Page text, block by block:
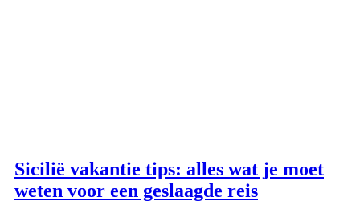
Sicilië vakantie tips: alles wat je moet
weten voor een geslaagde reis